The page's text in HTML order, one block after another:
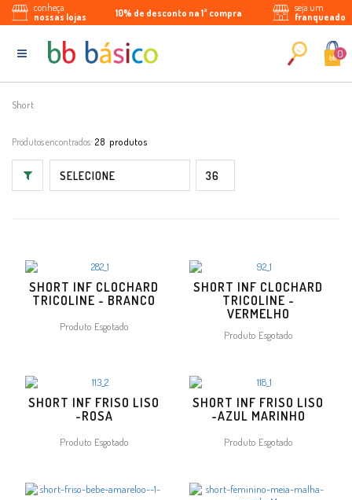
conheça
nossas lojas
10% de desconto na 1ª compra
Enviamos para todo Brasil
Parcele em até 5x sem juros
seja um
franqueado
0
Short
Produtos encontrados: 28
SHORT INF CLOCHARD
TRICOLINE - BRANCO
Produto Esgotado
SHORT INF CLOCHARD
TRICOLINE -
VERMELHO
Produto Esgotado
SHORT INF FRISO LISO
-ROSA
Produto Esgotado
SHORT INF FRISO LISO
-AZUL MARINHO
Produto Esgotado